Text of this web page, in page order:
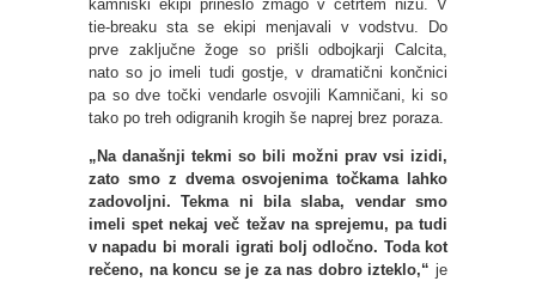
kamniški ekipi prineslo zmago v četrtem nizu. V
tie-breaku sta se ekipi menjavali v vodstvu. Do
prve zaključne žoge so prišli odbojkarji Calcita,
nato so jo imeli tudi gostje, v dramatični končnici
pa so dve točki vendarle osvojili Kamničani, ki so
tako po treh odigranih krogih še naprej brez poraza.
„Na današnji tekmi so bili možni prav vsi izidi,
zato smo z dvema osvojenima točkama lahko
zadovoljni. Tekma ni bila slaba, vendar smo
imeli spet nekaj več težav na sprejemu, pa tudi
v napadu bi morali igrati bolj odločno. Toda kot
rečeno, na koncu se je za nas dobro izteklo,“ je